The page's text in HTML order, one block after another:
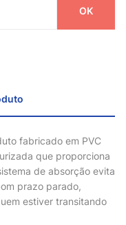
fabricado em PVC
que proporciona
de absorção evita
prazo parado,
estiver transitando